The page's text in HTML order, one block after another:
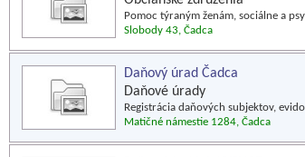
Pomoc týraným ženám, sociálne a
Slobody 43, Čadca
Daňový úrad Čadca
Daňové úrady
Registrácia daňových subjektov,
Matičné námestie 1284, Čadca